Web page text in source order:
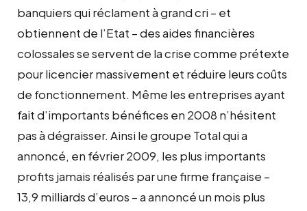
banquiers qui réclament à grand cri – et
obtiennent de l’Etat – des aides financières
colossales se servent de la crise comme prétexte
pour licencier massivement et réduire leurs coûts
de fonctionnement. Même les entreprises ayant
fait d’importants bénéfices en 2008 n’hésitent
pas à dégraisser. Ainsi le groupe Total qui a
annoncé, en février 2009, les plus importants
profits jamais réalisés par une firme française –
13,9 milliards d’euros – a annoncé un mois plus